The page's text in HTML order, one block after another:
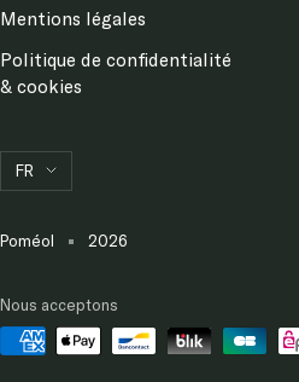
Mentions légales
Politique de confidentialité
& cookies
Langue
FR
Poméol 2026
Nous acceptons